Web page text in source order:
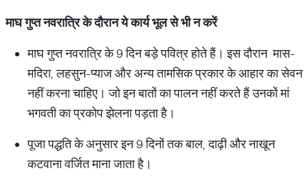
माघगुप्तनवरात्रिकेदौरानयेकार्यभूलसेभीनकरें
माघ गुप्त नवरात्रि के 9 दिन बड़े पवित्र होते हैं। इस दौरान मास-
मदिरा, लहसुन-प्याज और अन्य तामसिक प्रकार के आहार का सेवन
नहीं करना चाहिए। जो इन बातों का पालन नहीं करते हैं उनकों मां
भगवती का प्रकोप झेलना पड़ता है।
पूजा पद्धति के अनुसार इन 9 दिनों तक बाल, दाढ़ी और नाखून
कटवाना वर्जित माना जाता है।